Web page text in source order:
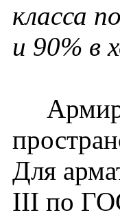
класса
и 90% в
Для
III по